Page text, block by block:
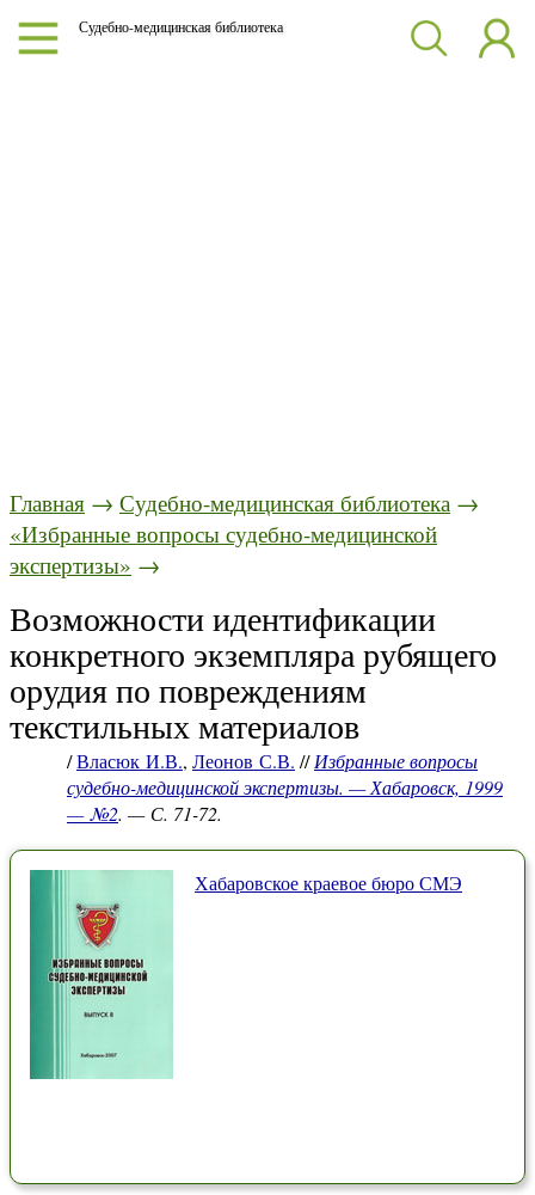
Судебно-медицинская библиотека
Главная → Судебно-медицинская библиотека →
«Избранные вопросы судебно-медицинской
экспертизы» →
Возможности идентификации
конкретного экземпляра рубящего
орудия по повреждениям
текстильных материалов
/Власюк И.В., Леонов С.В. //Избранные вопросы
судебно-медицинской экспертизы. — Хабаровск, 1999
— №2. — С. 71-72.
Хабаровское краевое бюро СМЭ